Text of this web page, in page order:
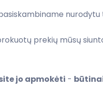
prekių mūsų
jo apmokėti -